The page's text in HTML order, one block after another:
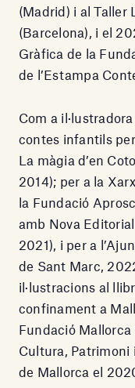
(Madrid) i al Taller
(Barcelona), i el
Gràfica de la
de l’Estampa
Com a
contes infantils
La màgia d’en
2014); per a la
la Fundació
amb Nova
2021), i per a
de Sant Marc,
il·lustracions al
confinament a
Fundació
Cultura, Patrimoni
de Mallorca el